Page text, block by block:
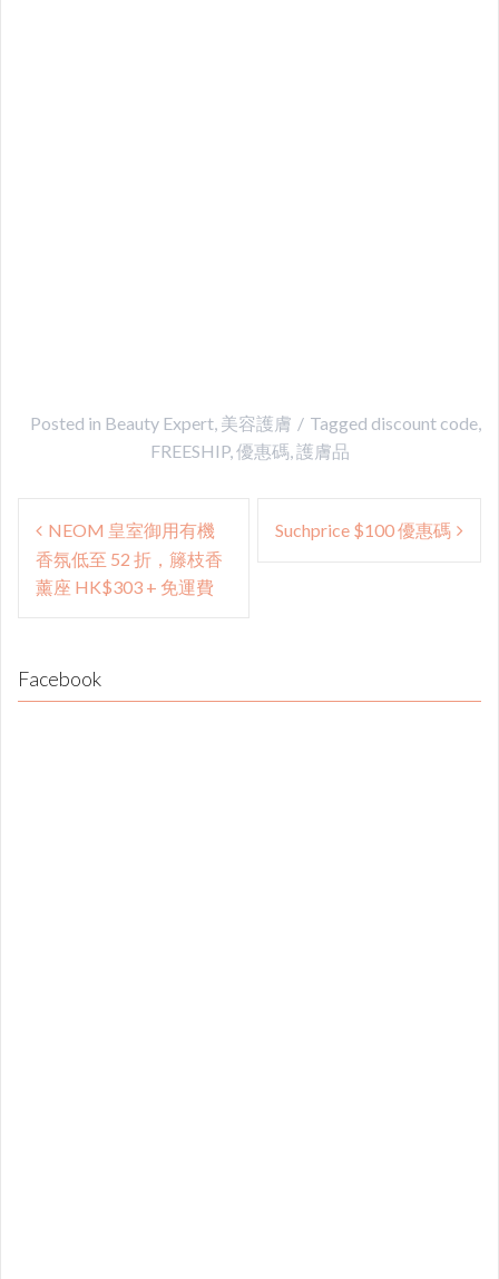
Posted in Beauty Expert, 美容護膚 Tagged discount code,
FREESHIP, 優惠碼 護膚品
Post
navigation
NEOM 皇室御用有機
香氛低至 52 折，籐枝香
薰座 HK$303 + 免運費
Suchprice $100 優惠碼
Facebook